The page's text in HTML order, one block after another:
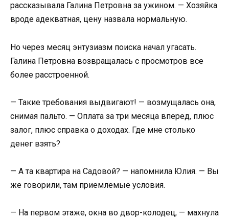
рассказывала Галина Петровна за ужином. — Хозяйка
вроде адекватная, цену назвала нормальную.
Но через месяц энтузиазм поиска начал угасать.
Галина Петровна возвращалась с просмотров все
более расстроенной.
— Такие требования выдвигают! — возмущалась она,
снимая пальто. — Оплата за три месяца вперед, плюс
залог, плюс справка о доходах. Где мне столько
денег взять?
— А та квартира на Садовой? — напомнила Юлия. — Вы
же говорили, там приемлемые условия.
— На первом этаже, окна во двор-колодец, — махнула